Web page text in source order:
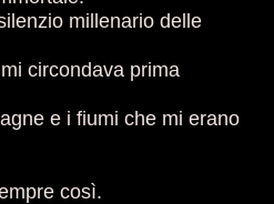
millenario delle
circondava prima
e i fiumi che mi erano
così.